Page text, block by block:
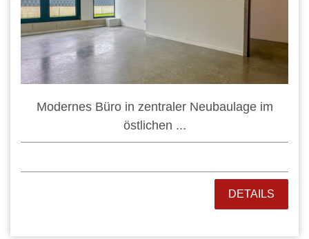
Modernes Büro in zentraler Neubaulage im
östlichen ...
DETAILS